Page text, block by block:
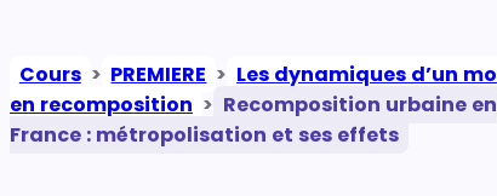
Cours > PREMIERE > Les dynamiques d’un
en recomposition > Recomposition urbaine en
France : métropolisation et ses effets